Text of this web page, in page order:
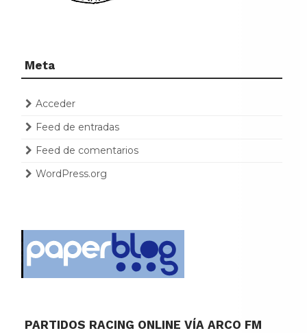
Meta
Acceder
Feed de entradas
Feed de comentarios
WordPress.org
PARTIDOS RACING ONLINE VÍA ARCO FM